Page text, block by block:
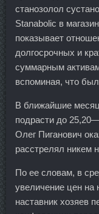
станозолол
Stanabolic в
показывает
долгосрочных и
суммарным
вспоминая, что
В ближайшие
подрасти до
Олег Пиганович
расстрелял никем
По ее словам, в
увеличение цен на
наставник хозяев